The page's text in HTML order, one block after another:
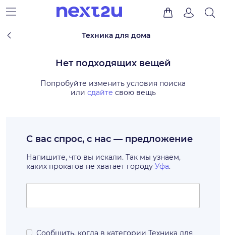
Техника для дома
Нет подходящих вещей
Попробуйте изменить условия поиска
или сдайте свою вещь
С вас спрос, с нас — предложение
Напишите, что вы искали. Так мы узнаем,
каких прокатов не хватает городу Уфа.
Сообщить, когда в категории Техника для